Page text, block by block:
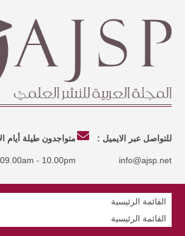
للتواصل عبر الايميل :
info@ajsp.net
متواجدون طيلة أيام
09.00am - 10.00pm